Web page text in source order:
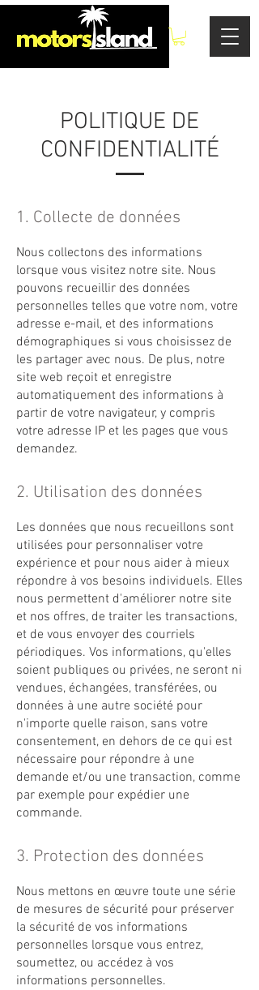
POLITIQUE DE
CONFIDENTIALITÉ
1. Collecte de données
Nous collectons des informations
lorsque vous visitez notre site. Nous
pouvons recueillir des données
personnelles telles que votre nom, votre
adresse e-mail, et des informations
démographiques si vous choisissez de
les partager avec nous. De plus, notre
site web reçoit et enregistre
automatiquement des informations à
partir de votre navigateur, y compris
votre adresse IP et les pages que vous
demandez.
2. Utilisation des données
Les données que nous recueillons sont
utilisées pour personnaliser votre
expérience et pour nous aider à mieux
répondre à vos besoins individuels. Elles
nous permettent d'améliorer notre site
et nos offres, de traiter les transactions,
et de vous envoyer des courriels
périodiques. Vos informations, qu'elles
soient publiques ou privées, ne seront ni
vendues, échangées, transférées, ou
données à une autre société pour
n'importe quelle raison, sans votre
consentement, en dehors de ce qui est
nécessaire pour répondre à une
demande et/ou une transaction, comme
par exemple pour expédier une
commande.
3. Protection des données
Nous mettons en œuvre toute une série
de mesures de sécurité pour préserver
la sécurité de vos informations
personnelles lorsque vous entrez,
soumettez, ou accédez à vos
informations personnelles.